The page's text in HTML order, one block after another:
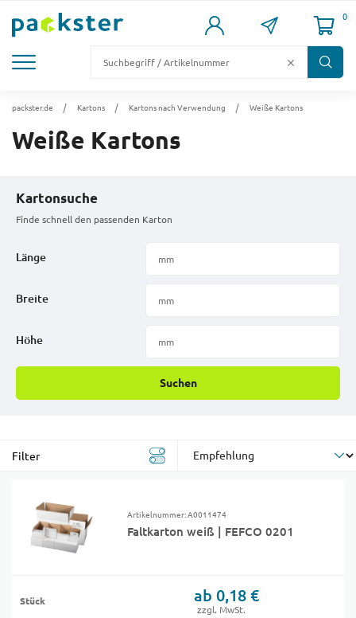
KARTONS
VERSANDKARTONS
VERSANDVERPACKUNG
FÜLL- & POLSTERMATERIAL
LAGER & PALETTIERUNG
0
packster.de Kartons Kartons nach Verwendung Weiße Kartons
Weiße Kartons
Kartonsuche
Finde schnell den passenden Karton
Länge
Breite
Höhe
Suchen
Filter
Artikelnummer: A0011474
Faltkarton weiß | FEFCO 0201
Stück ab 0,18 €
zzgl. MwSt.